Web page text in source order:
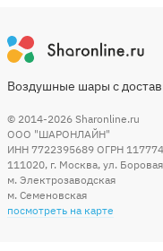
Воздушные шары с
© 2014-2026 Sharonline.ru
ООО "ШАРОНЛАЙН"
ИНН 7722395689 ОГРН
111020, г. Москва, ул.
м. Электрозаводская
м. Семеновская
посмотреть на карте